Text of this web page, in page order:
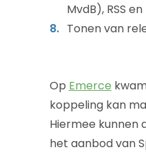
MvdB), RSS
Tonen van
Op Emerce
koppeling kan
Hiermee kunnen
het aanbod van